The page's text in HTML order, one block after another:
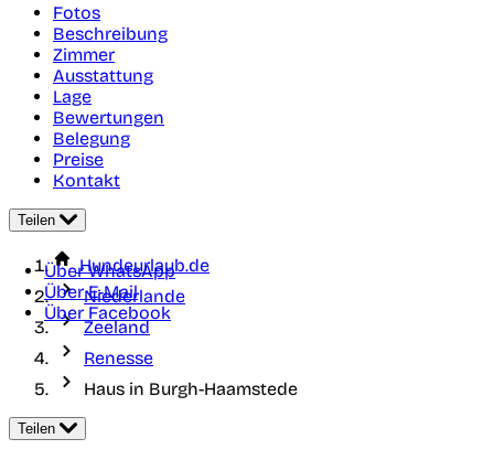
Fotos
Beschreibung
Zimmer
Ausstattung
Lage
Bewertungen
Belegung
Preise
Kontakt
Teilen
Über WhatsApp
Über E-Mail
Über Facebook
Hundeurlaub.de
Niederlande
Zeeland
Renesse
Haus in Burgh-Haamstede
Teilen